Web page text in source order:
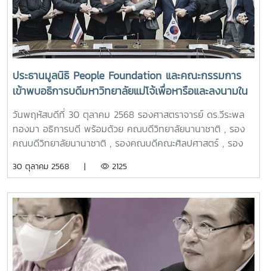
เกิดเมื่อวันที่ 12 มีนาคม 2459 หลังจากสอบไล่ได้มัธยมปีที่ 6
จากโรงเรียนพิริยาลัย จ.แพร่ ก็ได้เข้าศึกษาต่อที่โรงเรียนยุพราช
วิทยาลัย จ.เชียงใหม่ และย้ายมาเรียนที่โรงเรียนฝึกหัดครูประถม
กสิกรรมแม่โจ้ เมื่อปี 2477 ซึ่งถือเป็นรุ่น 1 รุ่นบุกเบิกและสร้างแม่
โจ้ เมื่อจบจากแม่โจ้ท่านสอบชิงทุนหลวงไปศึกษาต่อมหาวิทยาลัย
ในฟิลิปปินส์ จนจบปริญญาตรี ปี พ.ศ. 2484 จึงกลับมารับ
ราชการเป็นอาจารย์ที่แม่โจ้ ตำแหน่งอาจารย์ผู้ปกครองนาน 6 ปี
จากนั้นท่านไปลงสมัครผู้แทนราษฎร 2 ครั้ง พอถึงปี พ.ศ. 2497
ท่านกลับเข้ารับราชการเป็นอาจารย์ใหญ่ชั้นเอกของโรงเรียน
เกษตรกรรมแม่โจ้ จวบจนกระทั่งได้เป็นอธิการบดีคนแรกของ
และพัฒนาแม่โจ้ให้เจริญ เป็นผู้มีคุณูปการต่อวงการอาชีวเกษตร
บุคคลผู้เป็นต้นแบบนักต่อสู้ เอาชนะอุปสรรค คนต้นแบบลูกแม่โจ้
ผู้ให้อมตะโอวาท “งานหนักไม่เคยฆ่าคน” คติพจน์ประจำใจของลูก
แม่โจ้จวบจนปัจจุบัน
ประธานมูลนิธิ People Foundation และคณะกรรมการ
เข้าพบอธิการบดีมหาวิทยาลัยแม่โจ้เพื่อหารือและลงนามใน
ข้อตกลงความร่วมมือระหว่างสถาบัน
วันพฤหัสบดีที่ 30 ตุลาคม 2568 รองศาสตราจารย์ ดร.วีระพล
ทองมา อธิการบดี พร้อมด้วย คณบดีวิทยาลัยนานาชาติ , รอง
คณบดีวิทยาลัยนานาชาติ , รองคณบดีคณะศิลปศาสตร์ , รอง
Chuang Yoo-seok ประธานกรรมการ และคณะผู้แทนมูลนิธิ
เยือนมหาวิทยาลัยแม่โจ้เพื่อหารือและลงนามความร่วมมือทาง
วิชาการ (MOU) ในการส่งเสริมและสนับสนุนความร่วมมือทาง
ด้านวิชาการ ศิลปวัฒนธรรม ภาษาเกาหลี
30 ตุลาคม 2568 | 2125